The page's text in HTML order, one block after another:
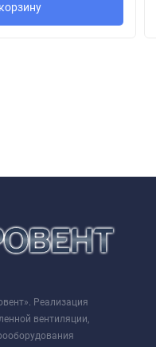
Реализация
вентиляции,